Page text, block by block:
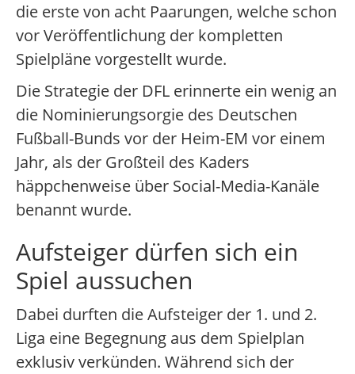
die erste von acht Paarungen, welche schon
vor Veröffentlichung der kompletten
Spielpläne vorgestellt wurde.
Die Strategie der DFL erinnerte ein wenig an
die Nominierungsorgie des Deutschen
Fußball-Bunds vor der Heim-EM vor einem
Jahr, als der Großteil des Kaders
häppchenweise über Social-Media-Kanäle
benannt wurde.
Aufsteiger dürfen sich ein
Spiel aussuchen
Dabei durften die Aufsteiger der 1. und 2.
Liga eine Begegnung aus dem Spielplan
exklusiv verkünden. Während sich der